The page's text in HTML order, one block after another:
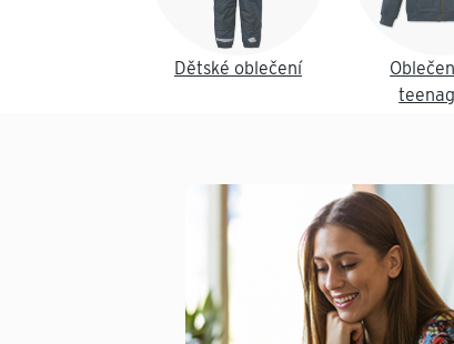
Dětské oblečení